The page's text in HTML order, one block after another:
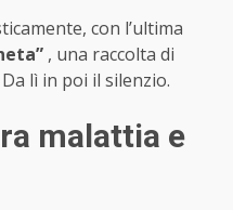
con l’ultima
, una raccolta di
lì in poi il silenzio.
malattia e